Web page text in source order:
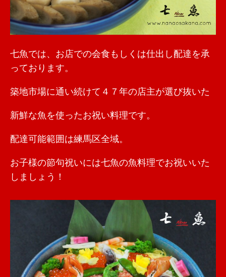
七魚では、お店での会食もしくは仕出し配達を承
っております。
築地市場に通い続けて４７年の店主が選び抜いた
新鮮な魚を使ったお祝い料理です。
配達可能範囲は練馬区全域。
お子様の節句祝いには七魚の魚料理でお祝いいた
しましょう！